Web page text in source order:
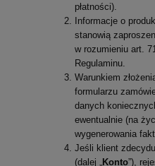
płatności).
Informacje o
stanowią
w rozumieniu art.
Regulaminu.
Warunkiem
formularzu
danych
ewentualnie (na
wygenerowania
Jeśli klient
(dalej „ Konto”),